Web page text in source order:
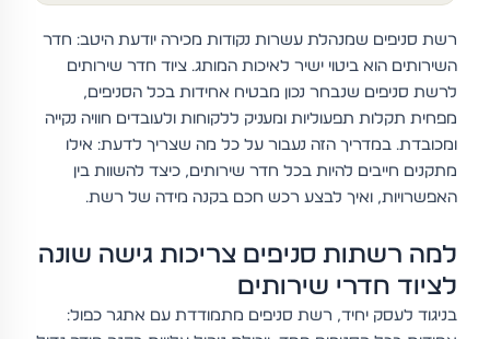
רשת סניפים שמנהלת עשרות נקודות מכירה יודעת היטב: חדר
השירותים הוא ביטוי ישיר לאיכות המותג. ציוד חדר שירותים
לרשת סניפים שנבחר נכון מבטיח אחידות בכל הסניפים,
מפחית תקלות תפעוליות ומעניק ללקוחות ולעובדים חוויה נקייה
ומכובדת. במדריך הזה נעבור על כל מה שצריך לדעת: אילו
מתקנים חייבים להיות בכל חדר שירותים, כיצד להשוות בין
האפשרויות, ואיך לבצע רכש חכם בקנה מידה של רשת.
למה רשתות סניפים צריכות גישה שונה
לציוד חדרי שירותים
בניגוד לעסק יחיד, רשת סניפים מתמודדת עם אתגר כפול: